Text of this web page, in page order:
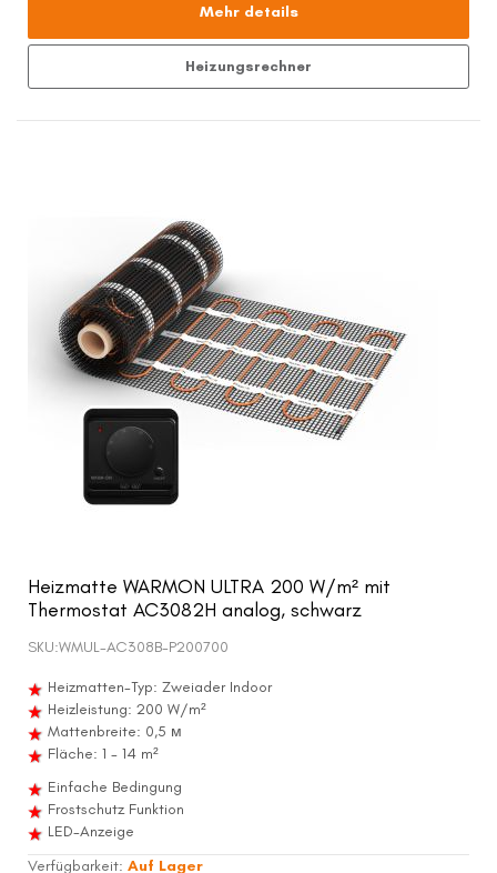
Mehr details
Heizungsrechner
Heizmatte WARMON ULTRA 200 W/m² mit
Thermostat AC3082H analog, schwarz
SKU:WMUL-AC308B-P200700
Heizmatten-Typ: Zweiader Indoor
Heizleistung: 200 W/m²
Mattenbreite: 0,5 м
Fläche: 1 - 14 m²
Einfache Bedingung
Frostschutz Funktion
LED-Anzeige
Verfügbarkeit: Auf Lager